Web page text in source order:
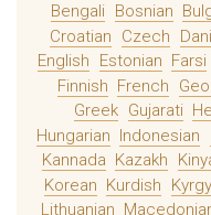
Bengali
Bosnian
Croatian
Czech
English
Estonian Farsi
Finnish French
Greek Gujarati
Hungarian Indonesian
Kannada Kazakh
Korean Kurdish
Lithuanian